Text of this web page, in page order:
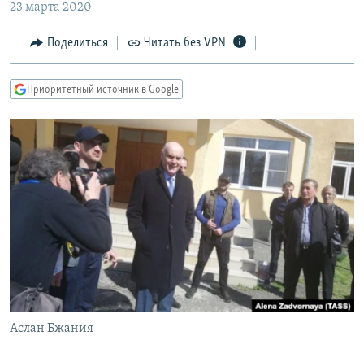
Вернутся
Вернутся
поиску
МНЕНИЯ
КУЛЬТУРА
КАВКАЗ.РЕАЛИИ
СЕВЕР.РЕАЛИИ
СИБИРЬ.РЕАЛИИ
РАСПИСАНИЕ ВЕЩАНИЯ
ПОДПИШИТЕСЬ НА РАССЫЛКУ
СОЦИАЛЬНЫЕ СЕТИ
23 марта 2020
Поделиться Читать без VPN
Приоритетный источник в Google
Аслан Бжания